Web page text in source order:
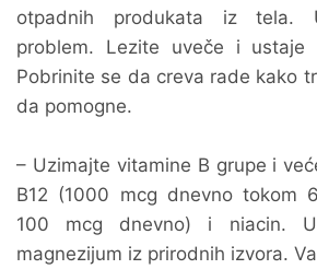
otpadnih produkata iz tela.
problem. Lezite uveče i ustaje
Pobrinite se da creva rade kako
da pomogne.
– Uzimajte vitamine B grupe i
B12 (1000 mcg dnevno tokom
100 mcg dnevno) i niacin.
magnezijum iz prirodnih izvora.